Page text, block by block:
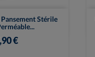
Stérile
€
rapide